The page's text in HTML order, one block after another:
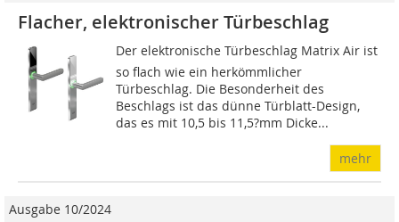
Flacher, elektronischer Türbeschlag
Der elektronische Türbeschlag Matrix Air ist
so flach wie ein herkömmlicher
Türbeschlag. Die Besonderheit des
Beschlags ist das dünne Türblatt-Design,
das es mit 10,5 bis 11,5?mm Dicke...
mehr
Ausgabe 10/2024